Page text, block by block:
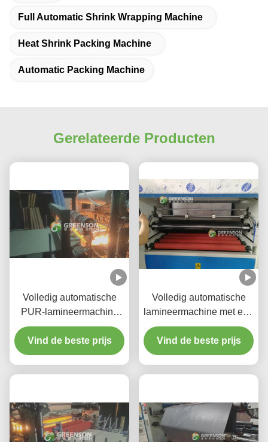
Full Automatic Shrink Wrapping Machine
Heat Shrink Packing Machine
Automatic Packing Machine
Gerelateerde Producten
Volledig automatische
PUR-lamineermachine
voor warm gesmolten lijm
met een
productiesnelheid van 5-
Vind de beste prijs
Volledig automatische
lamineermachine met een
productiesnelheid van 5-
17 m/min, PLC-besturing
en milieuvriendelijke
Vind de beste prijs